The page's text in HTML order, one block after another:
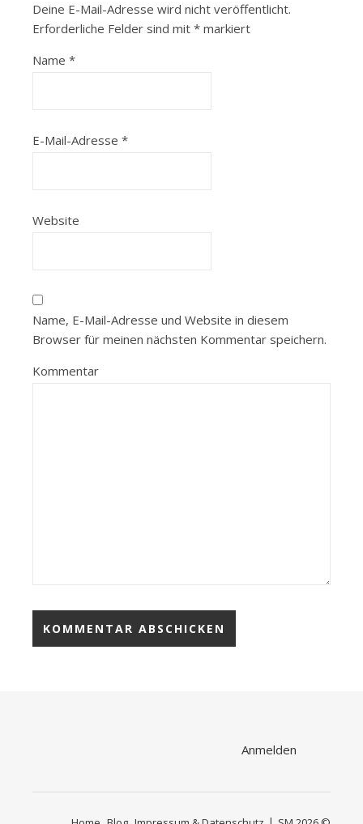
Deine E-Mail-Adresse wird nicht veröffentlicht.
Erforderliche Felder sind mit * markiert
Name *
E-Mail-Adresse *
Website
Name, E-Mail-Adresse und Website in diesem
Browser für meinen nächsten Kommentar speichern.
Kommentar
Anmelden